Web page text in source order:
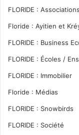
FLORIDE :
Floride : Ayitien et
FLORIDE : Business
FLORIDE : Écoles /
FLORIDE : Immobilier
Floride : Médias
FLORIDE : Snowbirds
FLORIDE : Société